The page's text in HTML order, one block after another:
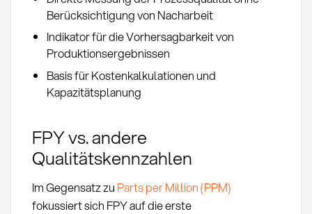
Berücksichtigung von Nacharbeit
Indikator für die Vorhersagbarkeit von
Produktionsergebnissen
Basis für Kostenkalkulationen und
Kapazitätsplanung
FPY vs. andere
Qualitätskennzahlen
Im Gegensatz zu Parts per Million (PPM)
fokussiert sich FPY auf die erste